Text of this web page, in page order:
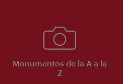
Monumentos de la A a la
Z